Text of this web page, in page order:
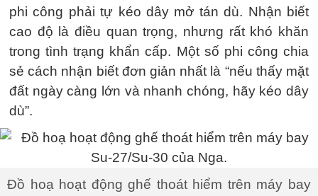
phi công phải tự kéo dây mở tán dù. Nhận biết
cao độ là điều quan trọng, nhưng rất khó khăn
trong tình trạng khẩn cấp. Một số phi công chia
sẻ cách nhận biết đơn giản nhất là “nếu thấy mặt
đất ngày càng lớn và nhanh chóng, hãy kéo dây
dù”.
Đồ hoạ hoạt động ghế thoát hiểm trên máy bay